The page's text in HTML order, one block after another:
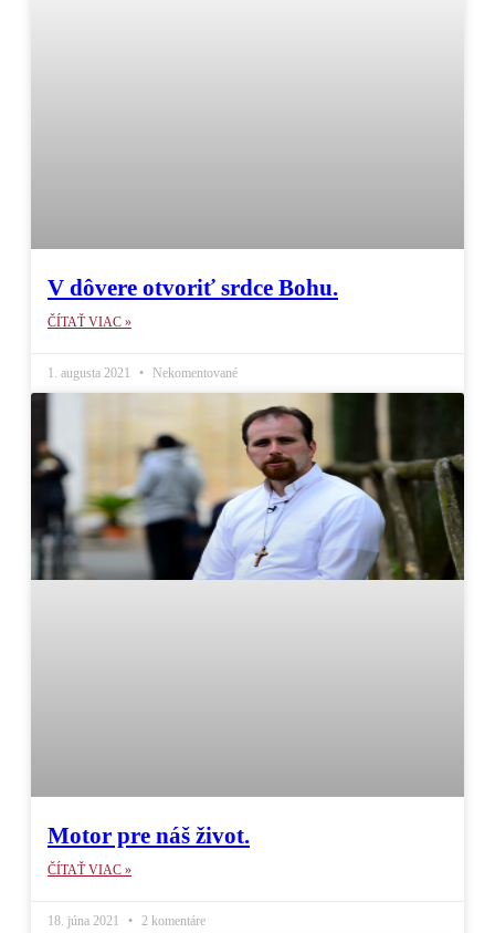
V dôvere otvoriť srdce Bohu.
ČÍTAŤ VIAC »
1. augusta 2021 Nekomentované
Motor pre náš život.
ČÍTAŤ VIAC »
18. júna 2021 2 komentáre